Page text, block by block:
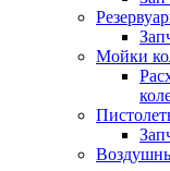
Мойки